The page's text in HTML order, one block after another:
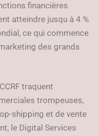
financières
atteindre jusqu à 4 %
ce qui commence
des grands
traquent
trompeuses,
shipping et de vente
le Digital Services